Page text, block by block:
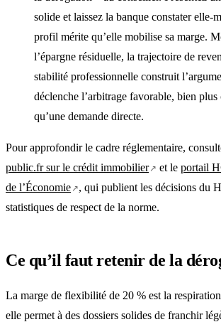
solide et laissez la banque constater elle-
profil mérite qu’elle mobilise sa marge.
l’épargne résiduelle, la trajectoire de
stabilité professionnelle construit
déclenche l’arbitrage favorable, bien
qu’une demande directe.
Pour approfondir le cadre réglementaire,
public.fr sur le crédit immobilier
et le portail
de l’Économie
, qui publient les décisions du
statistiques de respect de la norme.
Ce qu’il faut retenir de la
La marge de flexibilité de 20 % est la
elle permet à des dossiers solides de franchir